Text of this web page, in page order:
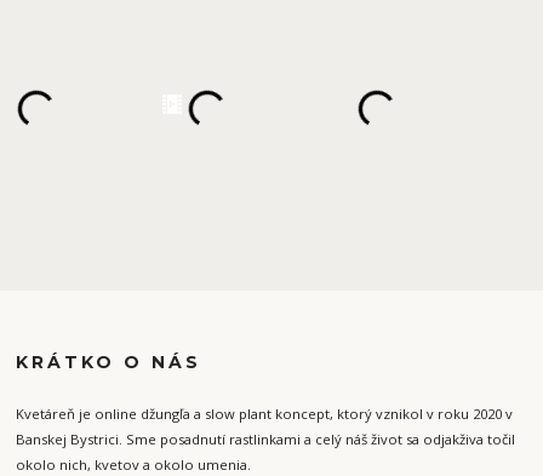
KRÁTKO O NÁS
Kvetáreň je online džungľa a slow plant koncept, ktorý vznikol v roku 2020 v
Banskej Bystrici. Sme posadnutí rastlinkami a celý náš život sa odjakživa točil
okolo nich, kvetov a okolo umenia.